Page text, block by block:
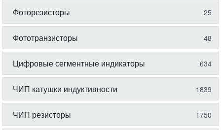
Фоторезисторы 25
Фототранзисторы 48
Цифровые сегментные индикаторы 634
ЧИП катушки индуктивности 1839
ЧИП резисторы 1750